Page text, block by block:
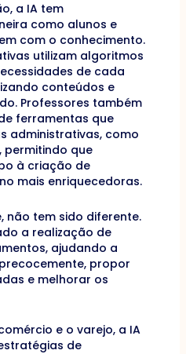
a IA tem
como alunos e
com o conhecimento.
utilizam algoritmos
de cada
conteúdos e
Professores também
ferramentas que
administrativas, como
permitindo que
à criação de
mais enriquecedoras.
não tem sido diferente.
a realização de
ajudando a
propor
e melhorar os
e o varejo, a IA
de